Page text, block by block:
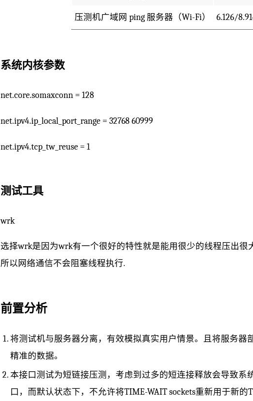
压测机广域网 ping 服务器（Wi-Fi） 6.126/
系统内核参数
net.core.somaxconn = 128
net.ipv4.ip_local_port_range = 32768 60999
net.ipv4.tcp_tw_reuse = 1
测试工具
wrk
选择wrk是因为wrk有一个很好的特性就是能用很少的线程压出很
所以网络通信不会阻塞线程执行.
前置分析
将测试机与服务器分离，有效模拟真实用户情景。且将服务器
精准的数据。
本接口测试为短链接压测，考虑到过多的短连接释放会导致系
口，而默认状态下，不允许将TIME-WAIT sockets重新用于新